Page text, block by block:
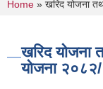
You are
Home » खरिद योजना
खरिद योजना
योजना